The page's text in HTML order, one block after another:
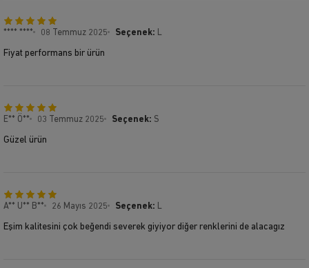
**** **** 08 Temmuz 2025 Seçenek:
Fiyat performans bir ürün
E** Ö** 03 Temmuz 2025 Seçenek: S
Güzel ürün
A** U** B** 26 Mayıs 2025 Seçenek:
Eşim kalitesini çok beğendi severek giyiyor diğer renklerini de alacagız